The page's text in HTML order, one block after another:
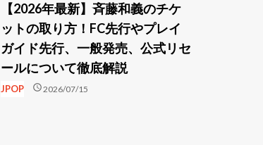
【2026年最新】斉藤和義のチケ
ットの取り方！FC先行やプレイ
ガイド先行、一般発売、公式リセ
ールについて徹底解説
JPOP schedule2026/07/15